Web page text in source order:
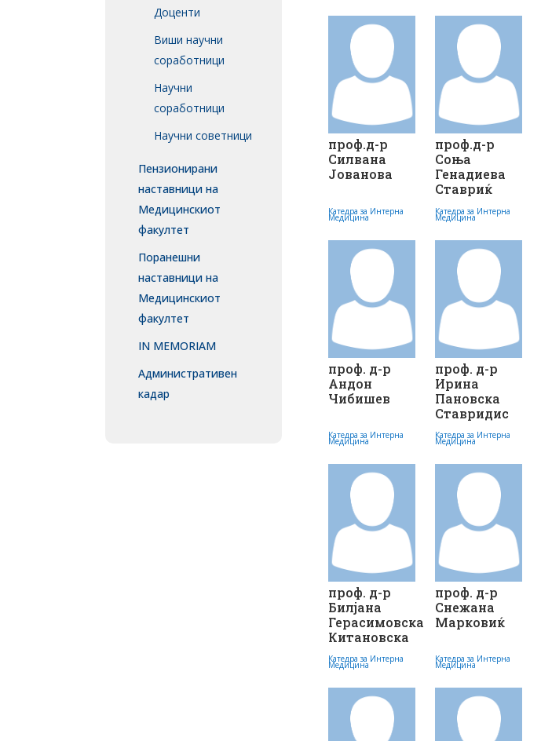
Доценти
Виши научни
соработници
Научни
соработници
Научни советници
Пензионирани
наставници на
Медицинскиот
факултет
Поранешни
наставници на
Медицинскиот
факултет
IN MEMORIAM
Административен
кадар
проф.д-р
Силвана
Јованова
Катедра за Интерна
Медицина
проф.д-р
Соња
Генадиева
Ставриќ
Катедра за Интерна
Медицина
проф. д-р
Андон
Чибишев
Катедра за Интерна
Медицина
проф. д-р
Ирина
Пановска
Ставридис
Катедра за Интерна
Медицина
проф. д-р
Билјана
Герасимовска
Китановска
Катедра за Интерна
Медицина
проф. д-р
Снежана
Марковиќ
Катедра за Интерна
Медицина